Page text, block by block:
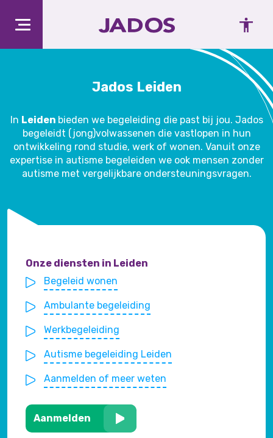
Jados Leiden
In Leiden bieden we begeleiding die past bij jou. Jados
begeleidt (jong)volwassenen die vastlopen in hun
ontwikkeling rond studie, werk of wonen. Vanuit onze
expertise in autisme begeleiden we ook mensen zonder
autisme met vergelijkbare ondersteuningsvragen.
Onze diensten in Leiden
Begeleid wonen
Ambulante begeleiding
Werkbegeleiding
Autisme begeleiding Leiden
Aanmelden of meer weten
Aanmelden